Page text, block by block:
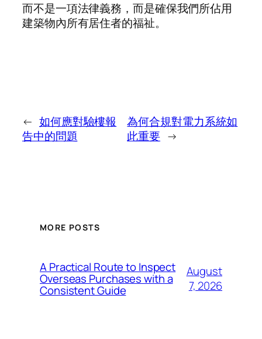
而不是一項法律義務，而是確保我們所佔用
建築物內所有居住者的福祉。
← 如何應對驗樓報
告中的問題
為何合規對電力系統如
此重要 →
MORE POSTS
A Practical Route to Inspect
Overseas Purchases with a
Consistent Guide
August
7, 2026